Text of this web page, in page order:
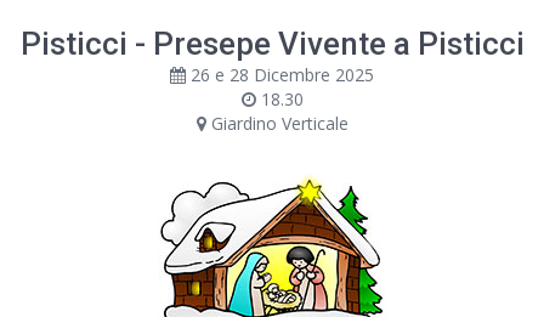
Pisticci - Presepe Vivente a Pisticci
26 e 28 Dicembre 2025
18.30
Giardino Verticale